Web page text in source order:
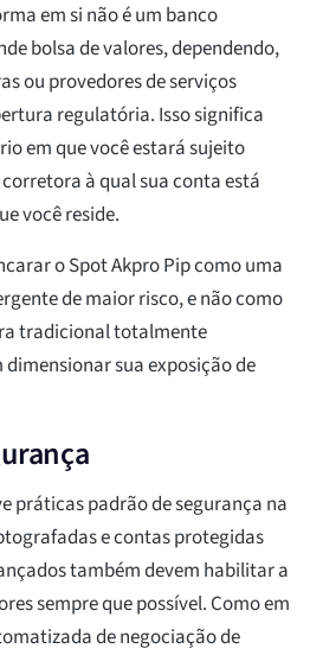
em si não é um banco
bolsa de valores, dependendo,
ou provedores de serviços
regulatória. Isso significa
em que você estará sujeito
à qual sua conta está
você reside.
o Spot Akpro Pip como uma
de maior risco, e não como
tradicional totalmente
sua exposição de
práticas padrão de segurança na
e contas protegidas
também devem habilitar a
sempre que possível. Como em
de negociação de